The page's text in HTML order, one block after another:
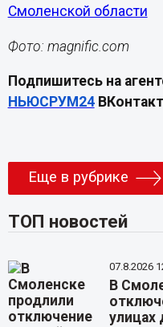
Смоленской области
Фото: magnific.com
Подпишитесь на
НЬЮСРУМ24
Еще в рубрике
ТОП новостей
07.8.2026
В
улицах